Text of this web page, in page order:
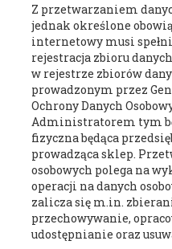
Z przetwarzaniem
jednak określone
internetowy musi
rejestracja zbioru
w rejestrze zbiorów
prowadzonym przez
Ochrony Danych
Administratorem tym
fizyczna będąca
prowadząca sklep.
osobowych polega na
operacji na danych
zalicza się m.in.
przechowywanie,
udostępnianie oraz